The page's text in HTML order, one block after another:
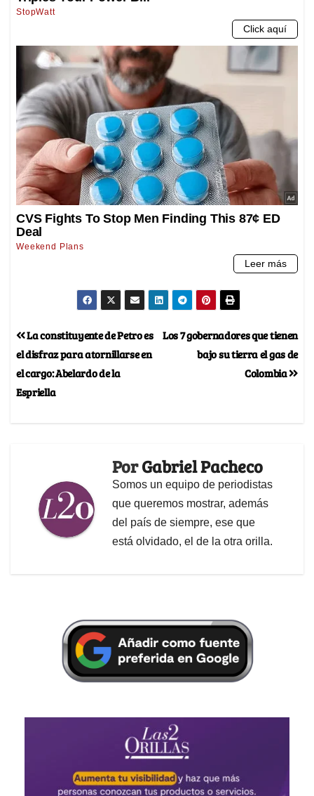
Los 7 gobernadores que tienen
bajo su tierra el gas de
Colombia
La constituyente de Petro es
el disfraz para atornillarse en
el cargo: Abelardo de la
Espriella
PorGabriel Pacheco
Somos un equipo de periodistas
que queremos mostrar, además
del país de siempre, ese que
está olvidado, el de la otra orilla.